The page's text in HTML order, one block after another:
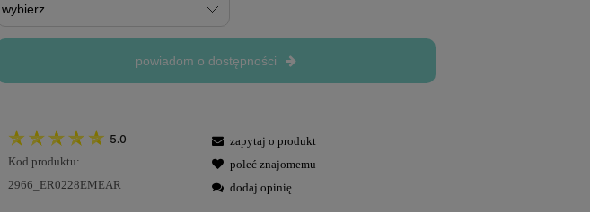
powiadom o dostępności
5.0
Kod produktu:
2966_ER0228EMEAR
zapytaj o produkt
poleć znajomemu
dodaj opinię